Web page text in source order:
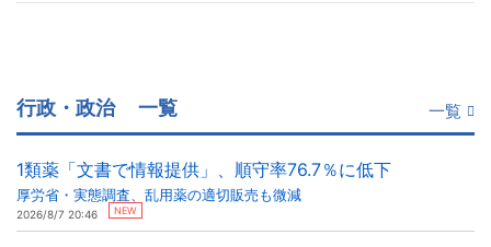
行政・政治 一覧 一覧
1類薬「文書で情報提供」、順守率76.7％に低下
厚労省・実態調査、乱用薬の適切販売も微減
2026/8/7 20:46 NEW